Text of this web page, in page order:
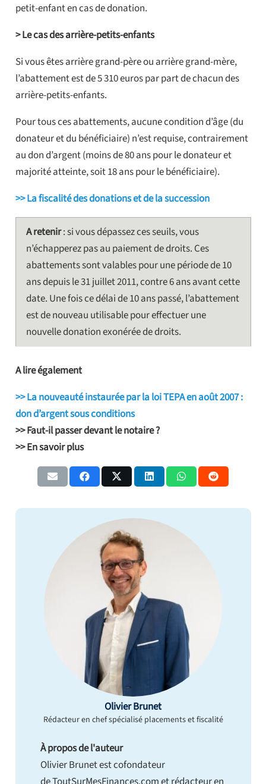
petit-enfant en cas de donation.
> Le cas des arrière-petits-enfants
Si vous êtes arrière grand-père ou arrière grand-mère,
l’abattement est de 5 310 euros par part de chacun des
arrière-petits-enfants.
Pour tous ces abattements, aucune condition d’âge (du
donateur et du bénéficiaire) n’est requise, contrairement
au don d’argent (moins de 80 ans pour le donateur et
majorité atteinte, soit 18 ans pour le bénéficiaire).
>> La fiscalité des donations et de la succession
A retenir: si vous dépassez ces seuils, vous
n’échapperez pas au paiement de droits. Ces
abattements sont valables pour une période de 10
ans depuis le 31 juillet 2011, contre 6 ans avant cette
date. Une fois ce délai de 10 ans passé, l’abattement
est de nouveau utilisable pour effectuer une
nouvelle donation exonérée de droits.
A lire également
>> La nouveauté instaurée par la loi TEPA en août 2007 :
don d’argent sous conditions
>> Faut-il passer devant le notaire ?
>> En savoir plus
Olivier Brunet
Rédacteur en chef spécialisé placements et fiscalité
À propos de l'auteur
Olivier Brunet est cofondateur